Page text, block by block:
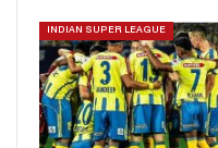
INDIAN SUPER LEAGUE